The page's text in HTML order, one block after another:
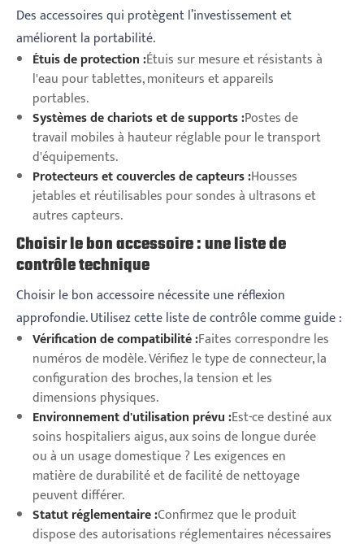
Des accessoires qui protègent l’investissement et
améliorent la portabilité.
Étuis de protection :Étuis sur mesure et résistants à
l'eau pour tablettes, moniteurs et appareils
portables.
Systèmes de chariots et de supports :Postes de
travail mobiles à hauteur réglable pour le transport
d'équipements.
Protecteurs et couvercles de capteurs :Housses
jetables et réutilisables pour sondes à ultrasons et
autres capteurs.
Choisir le bon accessoire : une liste de
contrôle technique
Choisir le bon accessoire nécessite une réflexion
approfondie. Utilisez cette liste de contrôle comme guide :
Vérification de compatibilité :Faites correspondre les
numéros de modèle. Vérifiez le type de connecteur, la
configuration des broches, la tension et les
dimensions physiques.
Environnement d'utilisation prévu :Est-ce destiné aux
soins hospitaliers aigus, aux soins de longue durée
ou à un usage domestique ? Les exigences en
matière de durabilité et de facilité de nettoyage
peuvent différer.
Statut réglementaire :Confirmez que le produit
dispose des autorisations réglementaires nécessaires